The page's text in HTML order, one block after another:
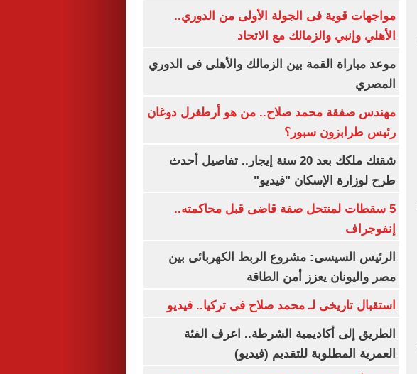
مواجهات قوية فى الجولة الأولى من الدوري..
الأهلي وإنبي والزمالك مع الاتحاد
موعد مباراة القمة بين الزمالك والأهلى فى الدوري
المصري
مهندس صفقة محمد صلاح.. من هو أرطغرل دوغان
رئيس طرابزون سبور؟
شقتك ملكك بعد 20 سنة إيجار.. تفاصيل أحدث
طرح لوزارة الإسكان "فيديو"
5 سقطات لمنتحل صفة قاضى قبل محاكمته..
إنفوجراف
الرئيس السيسى: مشروع الربط الكهربائى بين
مصر واليونان يعزز أمن الطاقة
استقبال تاريخى لـ محمد صلاح فى تركيا.. فيديو
الطريق إلى أكاديمية الشرطة.. اعرف الفئة
العمرية المطلوبة للتقديم (فيديو)